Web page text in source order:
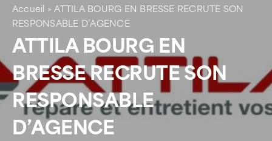
Nos services
Nos agences
Votre toit
Rejoignez-nous
Accueil > ATTILA BOURG EN BRESSE RECRUTE SON
RESPONSABLE D’AGENCE
ATTILA BOURG EN
BRESSE RECRUTE SON
RESPONSABLE
D’AGENCE